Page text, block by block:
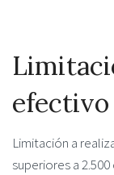
efectivo
Limitación a
superiores a